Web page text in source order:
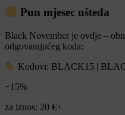
Pun mjesec ušteda
Black November je ovdje –
odgovarajućeg koda:
Kodovi: BLACK15 |
−15%
za iznos: 20 €+